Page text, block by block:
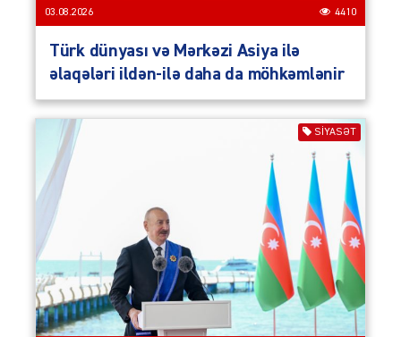
03.08.2026 4410
Türk dünyası və Mərkəzi Asiya ilə
əlaqələri ildən-ilə daha da möhkəmlənir
SIYASƏT